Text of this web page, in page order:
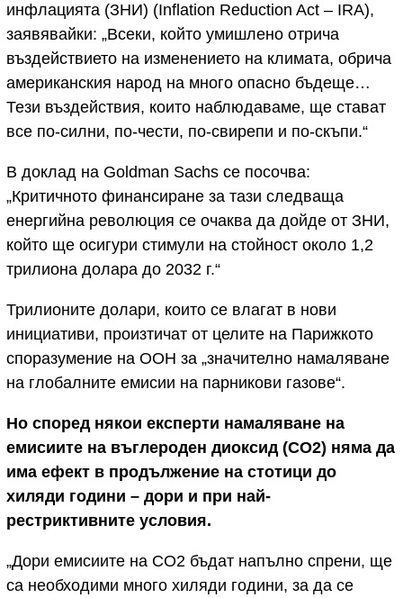
инфлацията (ЗНИ) (Inflation Reduction Act – IRA),
заявявайки: „Всеки, който умишлено отрича
въздействието на изменението на климата, обрича
американския народ на много опасно бъдеще…
Тези въздействия, които наблюдаваме, ще стават
все по-силни, по-чести, по-свирепи и по-скъпи.“
В доклад на Goldman Sachs се посочва:
„Критичното финансиране за тази следваща
енергийна революция се очаква да дойде от ЗНИ,
който ще осигури стимули на стойност около 1,2
трилиона долара до 2032 г.“
Трилионите долари, които се влагат в нови
инициативи, произтичат от целите на Парижкото
споразумение на ООН за „значително намаляване
на глобалните емисии на парникови газове“.
Но според някои експерти намаляване на
емисиите на въглероден диоксид (CO2) няма да
има ефект в продължение на стотици до
хиляди години – дори и при най-
рестриктивните условия.
„Дори емисиите на CO2 бъдат напълно спрени, ще
са необходими много хиляди години, за да се